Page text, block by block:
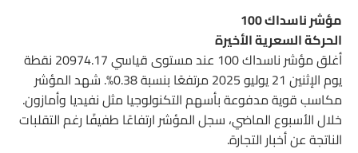
مؤشر ناسداك 100
الحركة السعرية الأخيرة
أغلق مؤشر ناسداك 100 عند مستوى قياسي 20974.17 نقطة
يوم الإثنين 21 يوليو 2025 مرتفعًا بنسبة 0.38%. شهد المؤشر
مكاسب قوية مدفوعة بأسهم التكنولوجيا مثل نفيديا وأمازون.
خلال الأسبوع الماضي، سجل المؤشر ارتفاعًا طفيفًا رغم التقلبات
الناتجة عن أخبار التجارة.